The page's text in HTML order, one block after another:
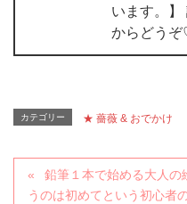
います。】
からどう
カテゴリー ★ 薔薇 & おでかけ
鉛筆１本で始める大人
うのは初めてという初心者